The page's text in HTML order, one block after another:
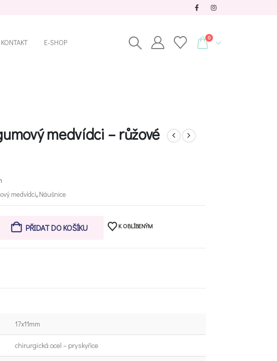
KONTAKT E-SHOP 0
medvídci – růžové
medvídci, Náušnice
PŘIDAT DO KOŠÍKU K OBLÍBENÝM
17x11mm
chirurgická ocel – pryskyřice